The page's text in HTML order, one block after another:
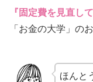
『固定費を見直し
「お金の大学」の
ほんと